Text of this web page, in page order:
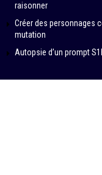
raisonner
Créer des personnages
mutation
Autopsie d’un prompt